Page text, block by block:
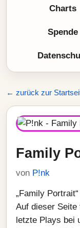
Charts
Spende
← zurück zur
Family
von P!nk
„Family
Auf dieser Seite
letzte Plays bei